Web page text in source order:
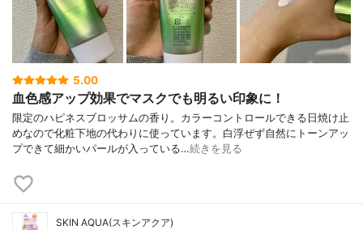
5.00
血色感アップ効果でマスクでも明るい印象に！
限定のハピネスブロッサムの香り。カラーコントロールできる日焼け止
めなので化粧下地の代わりに使っています。白浮ぜず自然にトーンアッ
プできて細かいパールが入っている…続きを見る
SKIN AQUA(スキンアクア)